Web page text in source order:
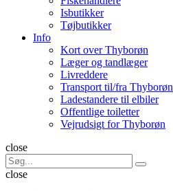
Isbutikker
Tøjbutikker
Info
Kort over Thyborøn
Læger og tandlæger
Livreddere
Transport til/fra Thyborøn
Ladestandere til elbiler
Offentlige toiletter
Vejrudsigt for Thyborøn
Søg
close
Search
for:
Søg
close